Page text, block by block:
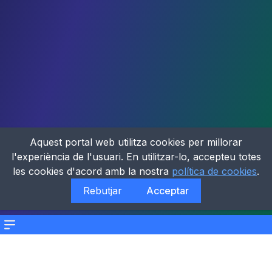
Menu
Aquest portal web utilitza cookies per millorar
l'experiència de l'usuari. En utilitzar-lo, accepteu totes
les cookies d'acord amb la nostra política de cookies.
Rebutjar
Acceptar